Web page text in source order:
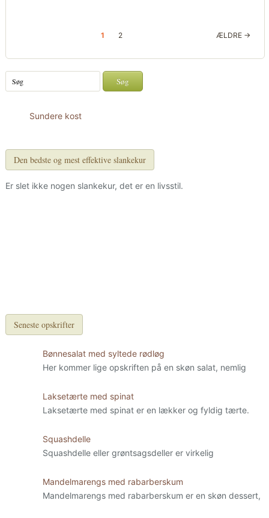
1 2 ÆLDRE →
Sundere kost
Den bedste og mest effektive slankekur
Er slet ikke nogen slankekur, det er en livsstil.
Seneste opskrifter
Bønnesalat med syltede rødløg
Her kommer lige opskriften på en skøn salat, nemlig
Laksetærte med spinat
Laksetærte med spinat er en lækker og fyldig tærte.
Squashdelle
Squashdelle eller grøntsagsdeller er virkelig
Mandelmarengs med rabarberskum
Mandelmarengs med rabarberskum er en skøn dessert,